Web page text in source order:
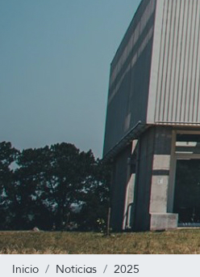
Inicio Noticias
2025